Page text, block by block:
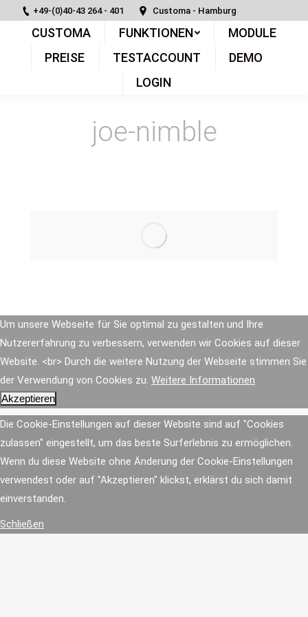
+49-(0)40-43 264 - 401 Customa - Hamburg
CUSTOMA FUNKTIONEN
MODULE
PREISE
TESTACCOUNT
DEMO
LOGIN
joe-nimble
Um unsere Webseite für Sie optimal zu gestalten und Ihre
Nutzererfahrung zu verbessern, verwenden wir Cookies auf dieser
Website. <br> Durch die weitere Nutzung der Webseite stimmen Sie
der Verwendung von Cookies zu. Weitere Informationen
Akzeptieren
Die Cookie-Einstellungen auf dieser Website sind auf "Cookies
zulassen" eingestellt, um das beste Surferlebnis zu ermöglichen.
Wenn du diese Website ohne Änderung der Cookie-Einstellungen
verwendest oder auf "Akzeptieren" klickst, erklärst du sich damit
einverstanden.
Schließen